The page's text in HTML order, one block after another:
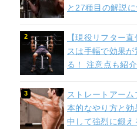
と27種目の解説に
【現役リフター
スは手幅で効果
る！ 注意点も紹介
ストレートアー
本的なやり方と
中して強烈に鍛え